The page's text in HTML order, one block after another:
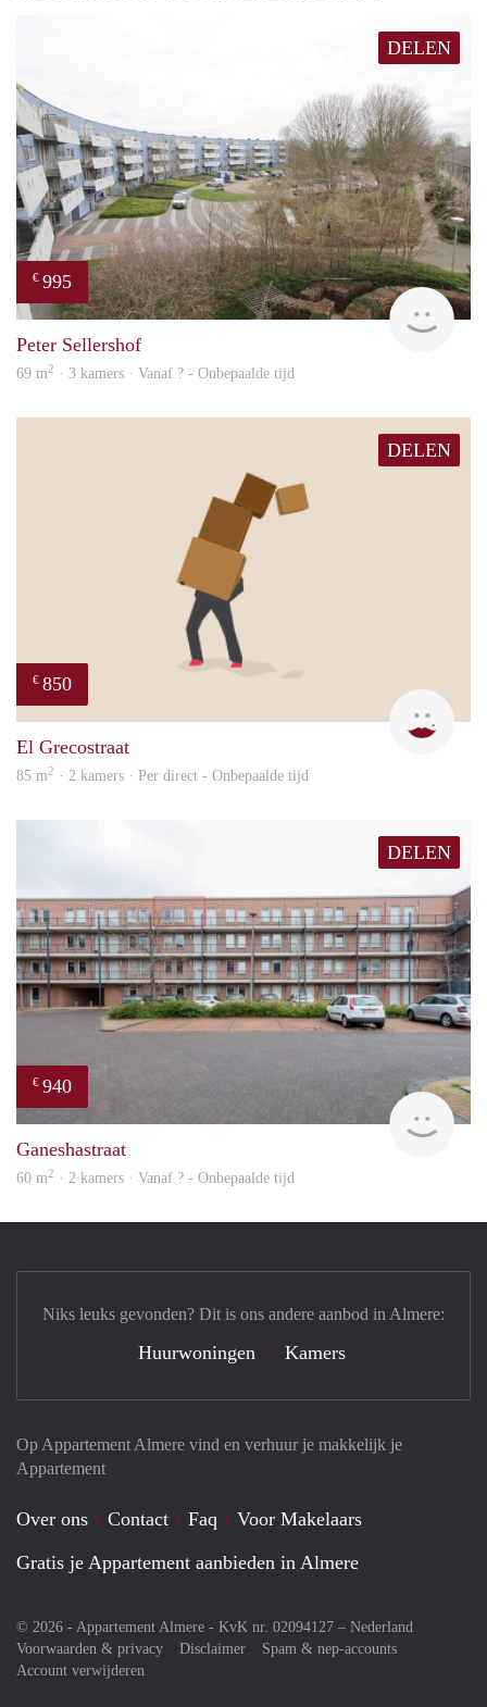
DELEN
€ 995
Peter Sellershof
69 m2 · 3 kamers · Vanaf ? - Onbepaalde tijd
DELEN
€ 850
El Grecostraat
85 m2 · 2 kamers · Per direct - Onbepaalde tijd
DELEN
€ 940
Ganeshastraat
60 m2 · 2 kamers · Vanaf ? - Onbepaalde tijd
Op Appartement Almere vind en verhuur je makkelijk je
Appartement
Over ons Contact Faq
Voor Makelaars
Gratis je Appartement aanbieden in Almere
© 2026 - Appartement Almere - KvK nr. 02094127 – Nederland
Voorwaarden & privacy
Disclaimer
Spam & nep-accounts
Account verwijderen
Niks leuks gevonden? Dit is ons andere aanbod in Almere:
Huurwoningen Kamers